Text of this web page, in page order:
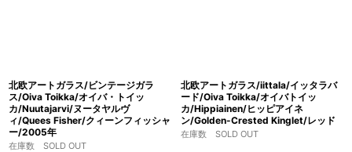
北欧アートガラス/ビンテージガラ
ス/Oiva Toikka/オイバ・トイッ
カ/Nuutajarvi/ヌータヤルヴ
ィ/Quees Fisher/クィーンフィッシャ
ー/2005年
在庫数 SOLD OUT
北欧アートガラス/iittala/イッタラバ
ード/Oiva Toikka/オイバトイッ
カ/Hippiainen/ヒッピアイネ
ン/Golden-Crested Kinglet/レッド
在庫数 SOLD OUT